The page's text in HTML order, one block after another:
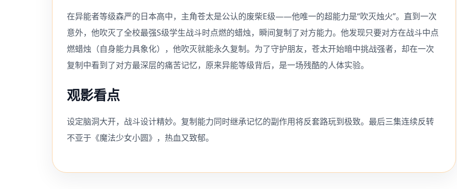
在异能者等级森严的日本高中，主角苍太是公认的废柴E级——他唯一的超能力是“吹灭烛火”。直到一次
意外，他吹灭了全校最强S级学生战斗时点燃的蜡烛，瞬间复制了对方能力。他发现只要对方在战斗中点
燃蜡烛（自身能力具象化），他吹灭就能永久复制。为了守护朋友，苍太开始暗中挑战强者，却在一次
复制中看到了对方最深层的痛苦记忆，原来异能等级背后，是一场残酷的人体实验。
观影看点
设定脑洞大开，战斗设计精妙。复制能力同时继承记忆的副作用将反套路玩到极致。最后三集连续反转
不亚于《魔法少女小圆》，热血又致郁。